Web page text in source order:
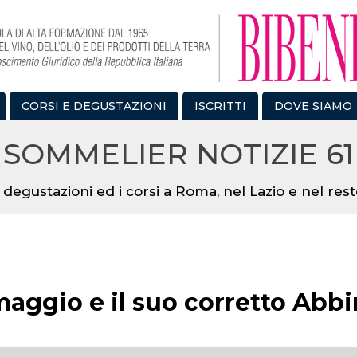
CORSI E DEGUSTAZIONI ISCRITTI DOVE SIAMO
SOMMELIER NOTIZIE 61
ed i corsi a Roma, nel Lazio e nel
e il suo corretto